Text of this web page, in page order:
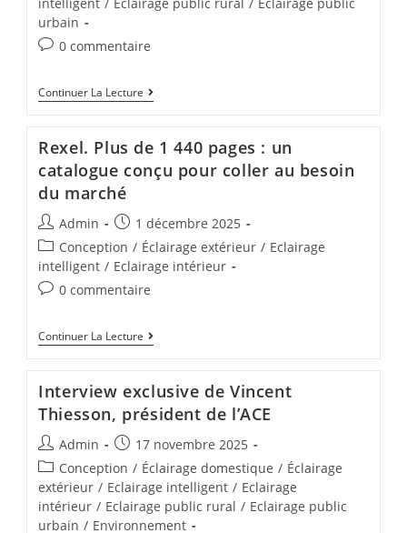
urbain
0 commentaire
Continuer La Lecture
Rexel. Plus de 1 440 pages : un
catalogue conçu pour coller au besoin
du marché
Admin
1 décembre 2025
Conception / Éclairage extérieur / Eclairage
intelligent / Eclairage intérieur
0 commentaire
Continuer La Lecture
Interview exclusive de Vincent
Thiesson, président de l’ACE
Admin
17 novembre 2025
Conception / Éclairage domestique / Éclairage
extérieur / Eclairage intelligent / Eclairage
intérieur / Eclairage public rural / Eclairage public
urbain / Environnement